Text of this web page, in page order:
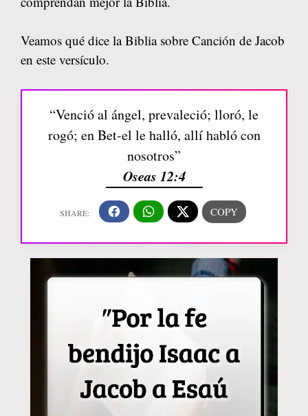
Veamos qué dice la Biblia sobre Canción de Jacob
en este versículo.
“Venció al ángel, prevaleció; lloró, le
rogó; en Bet-el le halló, allí habló con
nosotros”
Oseas 12:4